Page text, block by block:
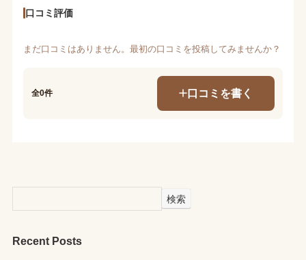
口コミ評価
まだ口コミはありません。最初の口コミを投稿してみませんか？
全0件 口コミを書く
検索
Recent Posts